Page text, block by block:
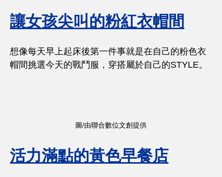
讓女孩尖叫的粉紅衣帽間
想像每天早上起床後第一件事就是在自己的粉色衣
帽間挑選今天的戰鬥服，穿搭屬於自己的STYLE。
圖/由聯合數位文創提供
活力滿點的黃色早餐店